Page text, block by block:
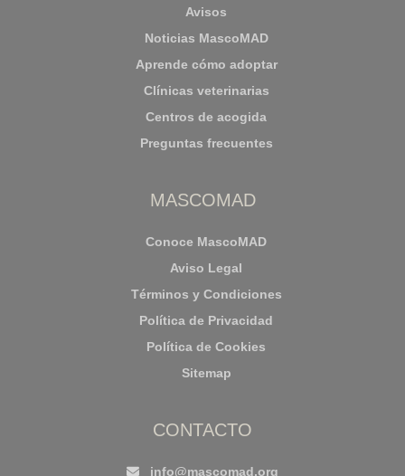
Avisos
Noticias MascoMAD
Aprende cómo adoptar
Clínicas veterinarias
Centros de acogida
Preguntas frecuentes
MASCOMAD
Conoce MascoMAD
Aviso Legal
Términos y Condiciones
Política de Privacidad
Política de Cookies
Sitemap
CONTACTO
info@mascomad.org